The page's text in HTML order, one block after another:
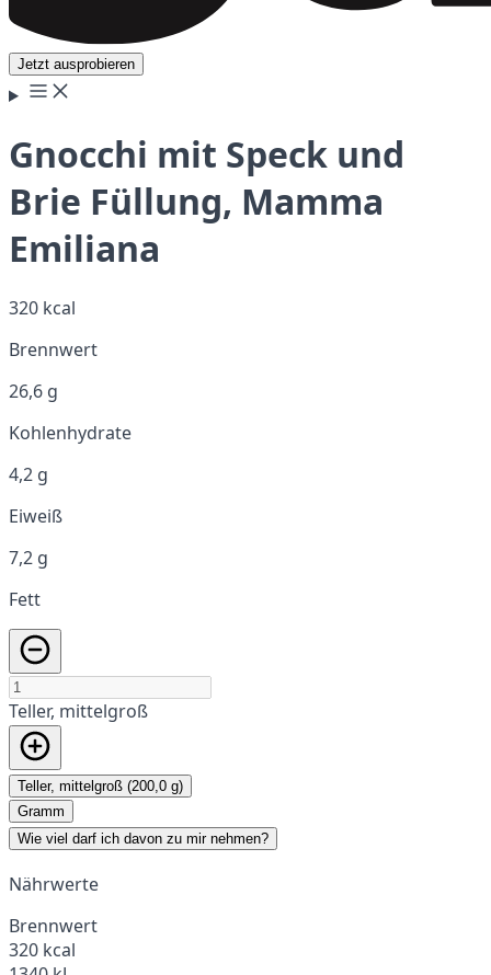
Jetzt ausprobieren
Gnocchi mit Speck und
Brie Füllung, Mamma
Emiliana
320 kcal
Brennwert
26,6 g
Kohlenhydrate
4,2 g
Eiweiß
7,2 g
Fett
Teller, mittelgroß
Teller, mittelgroß (200,0 g)
Gramm
Wie viel darf ich davon zu mir nehmen?
Nährwerte
Brennwert
320 kcal